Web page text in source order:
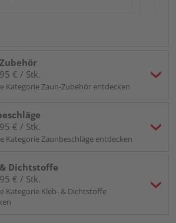
€ / Stk.
Kategorie Zaun-Zubehör entdecken
€ / Stk.
Kategorie Zaunbeschläge entdecken
Dichtstoffe
€ / Stk.
Kategorie Kleb- & Dichtstoffe